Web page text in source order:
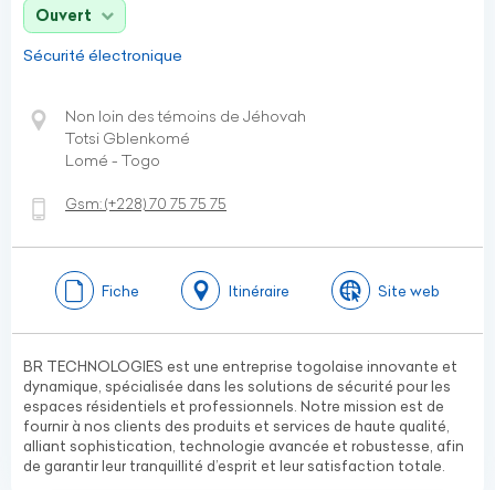
Ouvert
Sécurité électronique
Non loin des témoins de Jéhovah
Totsi Gblenkomé
Lomé - Togo
Gsm:(+228)70 75 75 75
Fiche Itinéraire Site web
BR TECHNOLOGIES est une entreprise togolaise innovante et
dynamique, spécialisée dans les solutions de sécurité pour les
espaces résidentiels et professionnels. Notre mission est de
fournir à nos clients des produits et services de haute qualité,
alliant sophistication, technologie avancée et robustesse, afin
de garantir leur tranquillité d’esprit et leur satisfaction totale.